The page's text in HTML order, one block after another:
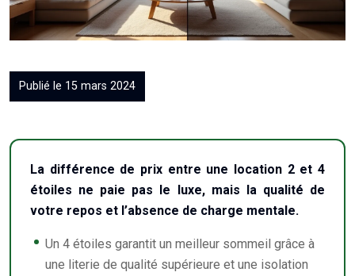
Publié le 15 mars 2024
La différence de prix entre une location 2 et 4
étoiles ne paie pas le luxe, mais la qualité de
votre repos et l’absence de charge mentale.
Un 4 étoiles garantit un meilleur sommeil grâce à
une literie de qualité supérieure et une isolation